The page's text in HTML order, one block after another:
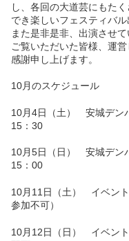
し、各回の大道芸にもた
でき楽しいフェスティバル
また是非是非、出演させ
ご覧いただいた皆様、運
感謝申し上げます。
10月のスケジュール
10月4日（土） 安城デン
15：30
10月5日（日） 安城デン
15：00
10月11日（土） イベン
参加不可）
10月12日（日） イベン